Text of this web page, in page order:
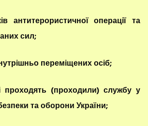
антитерористичної операції та
сил;
переміщених осіб;
проходять (проходили) службу у
та оборони України;